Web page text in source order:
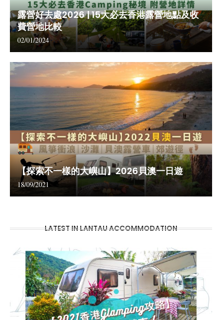
露營好去處2026 | 15大必去香港露營地點及收
費營地比較
02/01/2024
【探索不一樣的大嶼山】2026貝澳一日遊
18/09/2021
LATEST IN LANTAU ACCOMMODATION